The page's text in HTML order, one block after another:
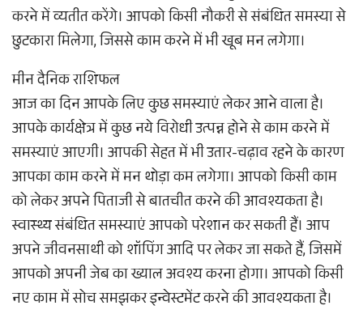
करने में व्यतीत करेंगे। आपको किसी नौकरी से संबंधित समस्या से
छुटकारा मिलेगा, जिससे काम करने में भी खूब मन लगेगा।
मीन दैनिक राशिफल
आज का दिन आपके लिए कुछ समस्याएं लेकर आने वाला है।
आपके कार्यक्षेत्र में कुछ नये विरोधी उत्पन्न होने से काम करने में
समस्याएं आएगी। आपकी सेहत में भी उतार-चढ़ाव रहने के कारण
आपका काम करने में मन थोड़ा कम लगेगा। आपको किसी काम
को लेकर अपने पिताजी से बातचीत करने की आवश्यकता है।
स्वास्थ्य संबंधित समस्याएं आपको परेशान कर सकती हैं। आप
अपने जीवनसाथी को शॉपिंग आदि पर लेकर जा सकते हैं, जिसमें
आपको अपनी जेब का ख्याल अवश्य करना होगा। आपको किसी
नए काम में सोच समझकर इन्वेस्टमेंट करने की आवश्यकता है।